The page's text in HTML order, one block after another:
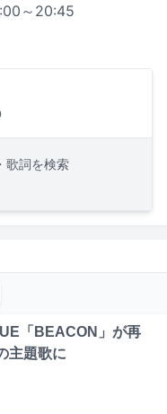
～20:45
歌詞を検索
「BEACON」が再
主題歌に